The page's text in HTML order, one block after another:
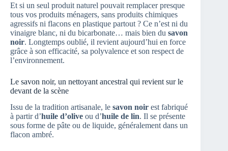
Et si un seul produit naturel pouvait remplacer presque
tous vos produits ménagers, sans produits chimiques
agressifs ni flacons en plastique partout ? Ce n’est ni du
vinaigre blanc, ni du bicarbonate… mais bien du savon
noir. Longtemps oublié, il revient aujourd’hui en force
grâce à son efficacité, sa polyvalence et son respect de
l’environnement.
Le savon noir, un nettoyant ancestral qui revient sur le
devant de la scène
Issu de la tradition artisanale, le savon noir est fabriqué
à partir d’huile d’olive ou d’huile de lin. Il se présente
sous forme de pâte ou de liquide, généralement dans un
flacon ambré.